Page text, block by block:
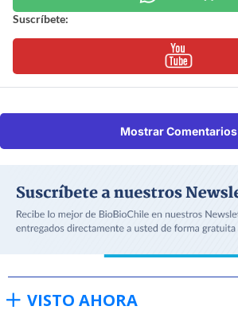
Suscríbete:
Mostrar Comentarios
VISTO AHORA